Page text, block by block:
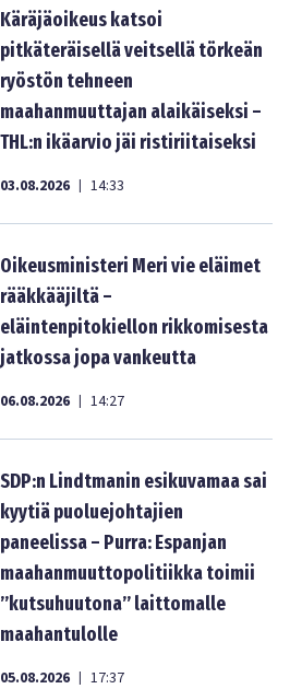
Käräjäoikeus katsoi
pitkäteräisellä veitsellä törkeän
ryöstön tehneen
maahanmuuttajan alaikäiseksi –
THL:n ikäarvio jäi ristiriitaiseksi
03.08.2026 | 14:33
Oikeusministeri Meri vie eläimet
rääkkääjiltä –
eläintenpitokiellon rikkomisesta
jatkossa jopa vankeutta
06.08.2026 | 14:27
SDP:n Lindtmanin esikuvamaa sai
kyytiä puoluejohtajien
paneelissa – Purra: Espanjan
maahanmuuttopolitiikka toimii
”kutsuhuutona” laittomalle
maahantulolle
05.08.2026 | 17:37